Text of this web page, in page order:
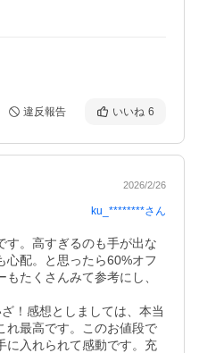
違反報告 いいね 6
2026/2/26
ku_********さん
す。高すぎるのも手が出な
心配。と思ったら60%オフ
たくさんみて参考にし、
！感想としましては、本当
れ最高です。このお値段で
に入れられて感動です。充